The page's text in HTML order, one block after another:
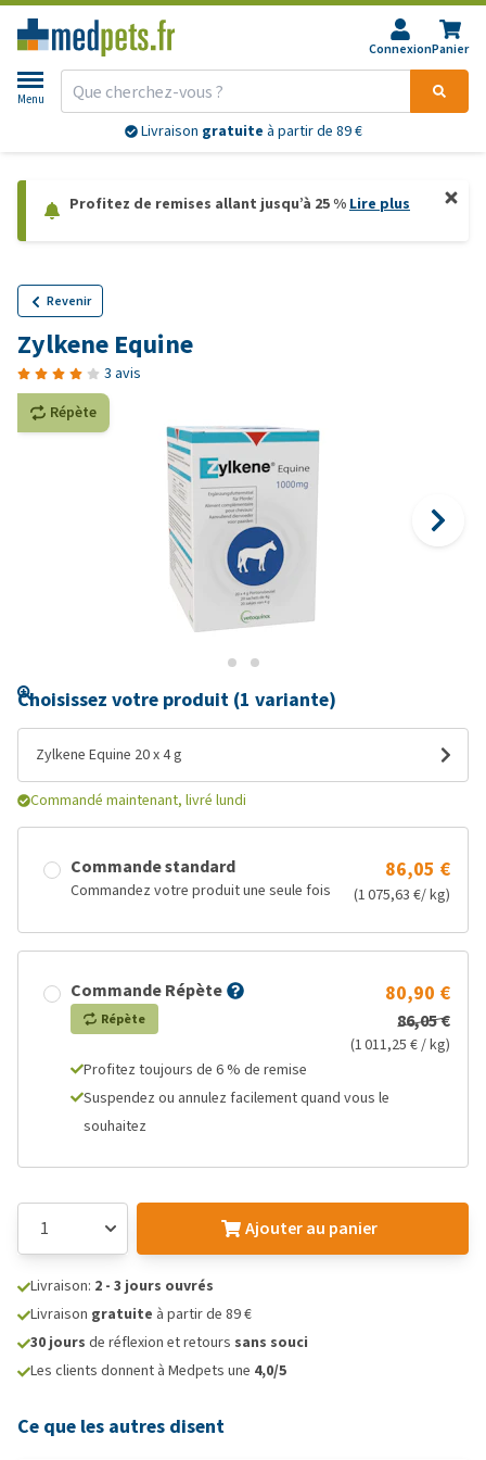
ConnexionPanier
Menu
Livraison gratuite à partir de 89 €
Profitez de remises allant jusqu’à 25 % Lire plus
Revenir
Zylkene Equine
3 avis
Répète
Choisissez votre produit (1 variante)
Zylkene Equine 20 x 4 g
Commandé maintenant, livré lundi
Commande standard
Commandez votre produit une seule fois
86,05 €
(1 075,63 €/ kg)
Commande Répète
Répète
80,90 €
86,05 €
(1 011,25 € / kg)
Profitez toujours de 6 % de remise
Suspendez ou annulez facilement quand vous le
souhaitez
Ajouter au panier
Livraison: 2 - 3 jours ouvrés
Livraison gratuite à partir de 89 €
30 jours de réflexion et retours sans souci
Les clients donnent à Medpets une 4,0/5
Ce que les autres disent